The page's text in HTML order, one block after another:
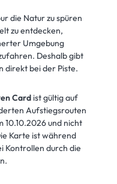
die Natur zu spüren
zu entdecken,
Umgebung
Deshalb gibt
direkt bei der Piste.
Cardist gültig auf
Aufstiegsrouten
10.10.2026 und nicht
Karte ist während
Kontrollen durch die